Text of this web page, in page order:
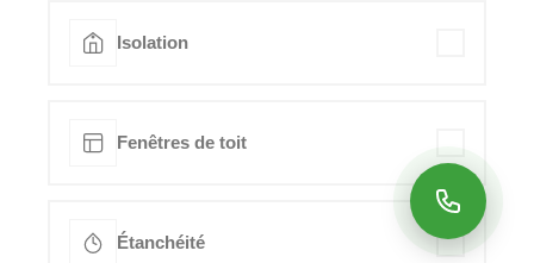
Isolation
Fenêtres de toit
Étanchéité